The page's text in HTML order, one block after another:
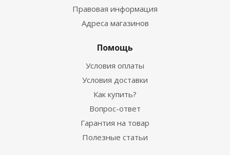
Правовая информация
Адреса магазинов
Помощь
Условия оплаты
Условия доставки
Как купить?
Вопрос-ответ
Гарантия на товар
Полезные статьи